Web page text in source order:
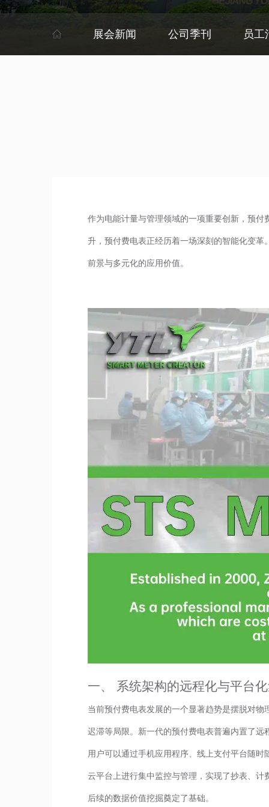
展会新闻 公司季刊 员工
作为电能计量与管理领域的一项重要创新，预
升，预付费电表正经历着一场深刻的智能化变
前景与多元化的应用价值。
一、 系统架构的远程化与平台
当前预付费电表发展的一个显著趋势是摆脱对
迟滞等局限。新一代的预付费电表普遍内置了
用户可以通过手机应用程序、线上支付平台随
云平台上进行集中监控与管理，实现了抄表、
后续的数据价值挖掘奠定了基础。